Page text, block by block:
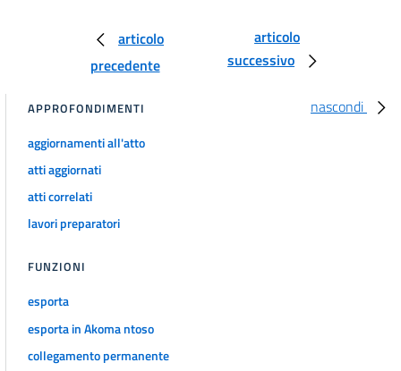
articolo
precedente
articolo
successivo
nascondi
APPROFONDIMENTI
aggiornamenti all'atto
atti aggiornati
atti correlati
lavori preparatori
FUNZIONI
esporta
esporta in Akoma ntoso
collegamento permanente